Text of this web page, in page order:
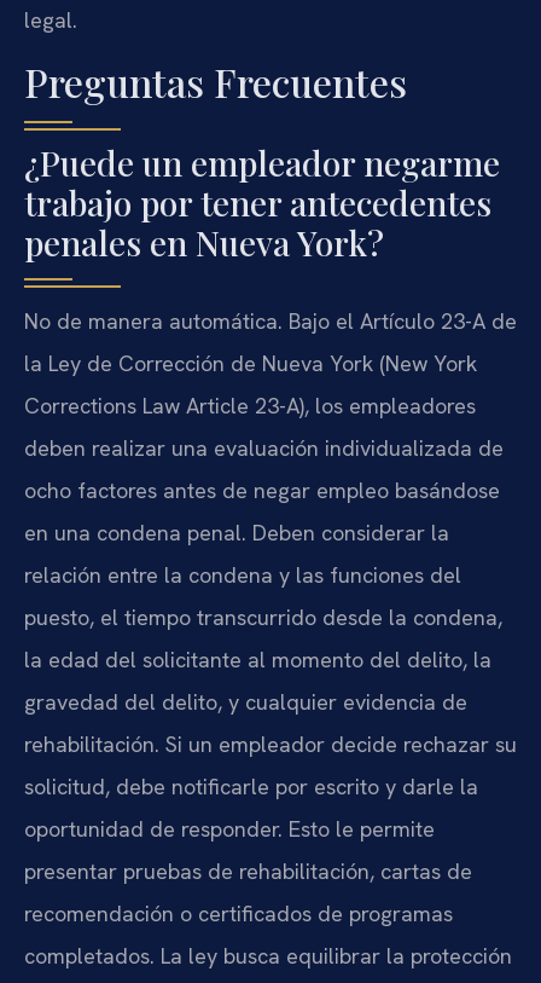
legal.
Preguntas Frecuentes
¿Puede un empleador negarme
trabajo por tener antecedentes
penales en Nueva York?
No de manera automática. Bajo el Artículo 23-A de
la Ley de Corrección de Nueva York (New York
Corrections Law Article 23-A), los empleadores
deben realizar una evaluación individualizada de
ocho factores antes de negar empleo basándose
en una condena penal. Deben considerar la
relación entre la condena y las funciones del
puesto, el tiempo transcurrido desde la condena,
la edad del solicitante al momento del delito, la
gravedad del delito, y cualquier evidencia de
rehabilitación. Si un empleador decide rechazar su
solicitud, debe notificarle por escrito y darle la
oportunidad de responder. Esto le permite
presentar pruebas de rehabilitación, cartas de
recomendación o certificados de programas
completados. La ley busca equilibrar la protección